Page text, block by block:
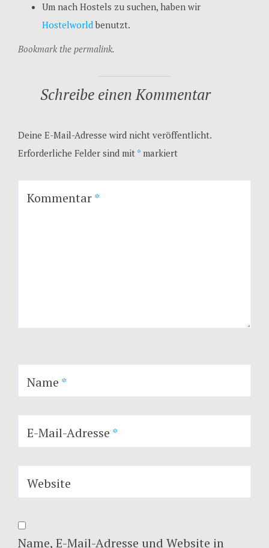
Um nach Hostels zu suchen, haben wir
Hostelworldbenutzt.
Bookmark the permalink.
Schreibe einen Kommentar
Deine E-Mail-Adresse wird nicht veröffentlicht.
Erforderliche Felder sind mit *markiert
Kommentar*
Name *
E-Mail-Adresse *
Website
Name, E-Mail-Adresse und Website in